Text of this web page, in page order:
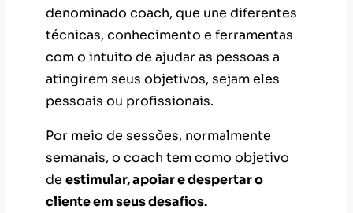
denominado coach, que une diferentes
técnicas, conhecimento e ferramentas
com o intuito de ajudar as pessoas a
atingirem seus objetivos, sejam eles
pessoais ou profissionais.
Por meio de sessões, normalmente
semanais, o coach tem como objetivo
de estimular, apoiar e despertar o
cliente em seus desafios.